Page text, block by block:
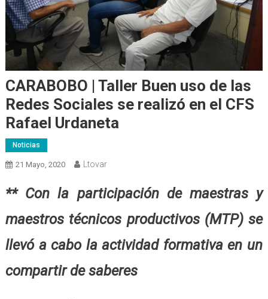
CARABOBO | Taller Buen uso de las
Redes Sociales se realizó en el CFS
Rafael Urdaneta
Noticias
21 Mayo, 2020 Ltovar
** Con la participación de maestras y
maestros técnicos productivos (MTP) se
llevó a cabo la actividad formativa en un
compartir de saberes